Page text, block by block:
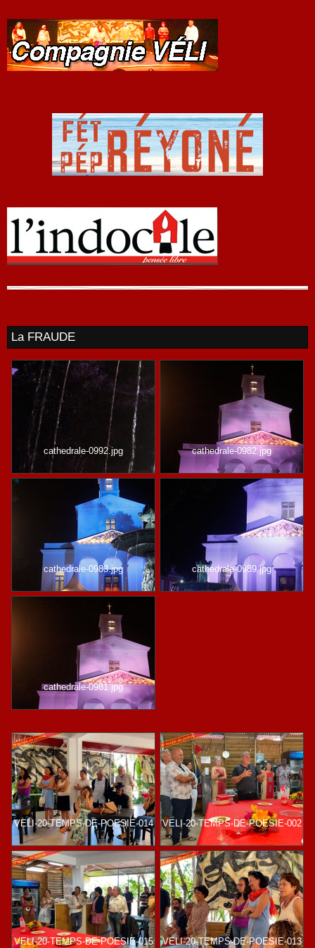
La FRAUDE
cathedrale-0992.jpg cathedrale-0982.jpg
cathedrale-0983.jpg cathedrale-0989.jpg
cathedrale-0981.jpg
VELI-20-TEMPS-DE-POESIE-014 VELI-20-TEMPS-DE-POESIE-002
VELI-20-TEMPS-DE-POESIE-015 VELI-20-TEMPS-DE-POESIE-013